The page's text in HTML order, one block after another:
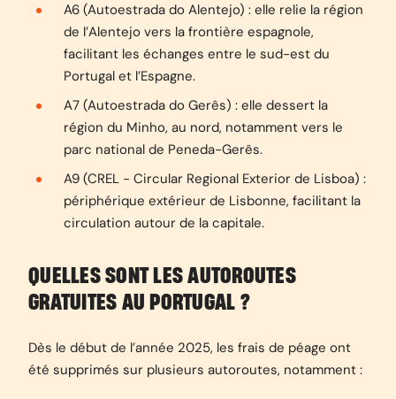
A6 (Autoestrada do Alentejo) : elle relie la région
de l’Alentejo vers la frontière espagnole,
facilitant les échanges entre le sud-est du
Portugal et l’Espagne.
A7 (Autoestrada do Gerês) : elle dessert la
région du Minho, au nord, notamment vers le
parc national de Peneda-Gerês.
A9 (CREL - Circular Regional Exterior de Lisboa) :
périphérique extérieur de Lisbonne, facilitant la
circulation autour de la capitale.
QUELLES SONT LES AUTOROUTES
GRATUITES AU PORTUGAL ?
Dès le début de l’année 2025, les frais de péage ont
été supprimés sur plusieurs autoroutes, notamment :